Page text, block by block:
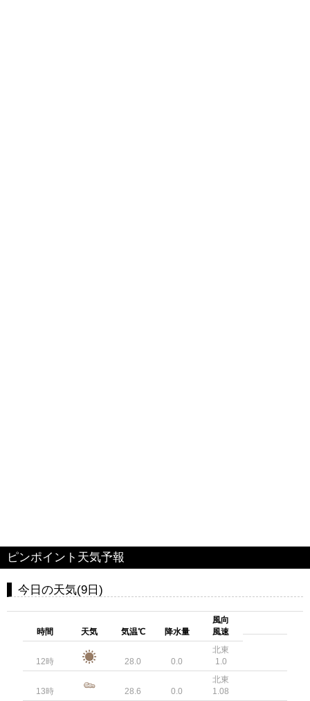
ピンポイント天気予報
今日の天気(9日)
時間 天気 気温℃ 降水量
風向
風速
12時 28.0 0.0
北東
1.0
13時 28.6 0.0
北東
1.08